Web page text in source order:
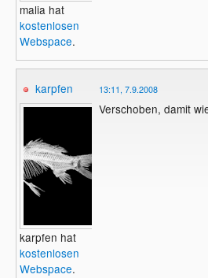
malia hat
kostenlosen
Webspace.
karpfen
karpfen hat
kostenlosen
Webspace.
13:11, 7.9.2008
Verschoben, damit